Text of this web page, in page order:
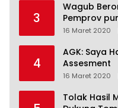
3
Wagub
Pemprov
16 Maret 2020
4
AGK: Saya
Assesment
16 Maret 2020
Tolak Hasil